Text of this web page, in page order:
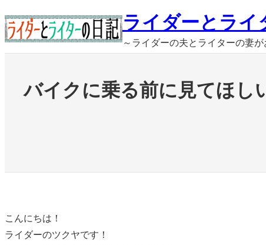
容
を
ライダーとライ
～ライダーの夫とライターの妻
バイクに乗る前に見てほし
こんにちは！
ライダーのツクヤです！